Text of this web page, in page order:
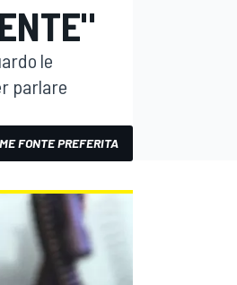
le
parlare
FONTE PREFERITA